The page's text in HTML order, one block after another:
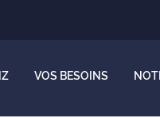
VOS BESOINS